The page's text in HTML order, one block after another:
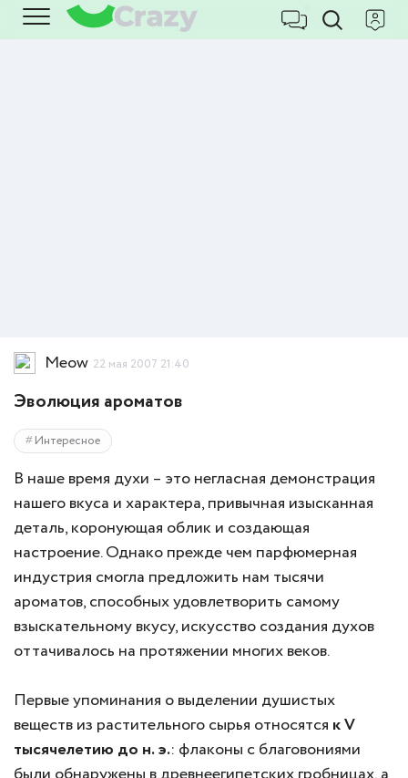
Meow 22 мая 2007 21:40
Эволюция ароматов
Интересное
В наше время духи – это негласная демонстрация
нашего вкуса и характера, привычная изысканная
деталь, коронующая облик и создающая
настроение. Однако прежде чем парфюмерная
индустрия смогла предложить нам тысячи
ароматов, способных удовлетворить самому
взыскательному вкусу, искусство создания духов
оттачивалось на протяжении многих веков.
Первые упоминания о выделении душистых
веществ из растительного сырья относятся к V
тысячелетию до н. э.: флаконы с благовониями